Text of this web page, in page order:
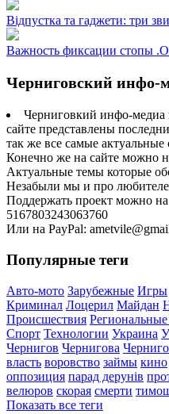
Відпустка та гаджети: три
Важность фиксации стопы
Черниговский инфо-
Черниговкий инфо-медиа
сайте представлены
так же все самые
Конечно же на сайте можно
Актуальные темы которые
Незабыли мы и про
Поддержать проект можно
5167803243063760
Или на PayPal:
Популярные теги
Авто-мото Зарубежные Игры
Криминал Лоцерил Майдан
Происшествия
Спорт Технологии Украина
Чернигов Чернигова
власть воровство займы кино
оппозиция парад дерунів
велюров скорая смерти
Показать все теги